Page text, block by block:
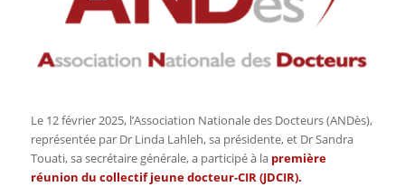
Le12 février 2025, l’Association Nationale des Docteurs (ANDès),
représentée par Dr Linda Lahleh, sa présidente, et Dr Sandra
Touati, sa secrétaire générale, a participé à la première
réunion du collectif jeune docteur-CIR (JDCIR).